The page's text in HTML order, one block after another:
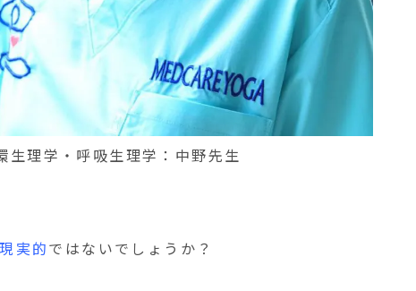
生理学・呼吸生理学：中野先生
実的 ではないでしょうか？